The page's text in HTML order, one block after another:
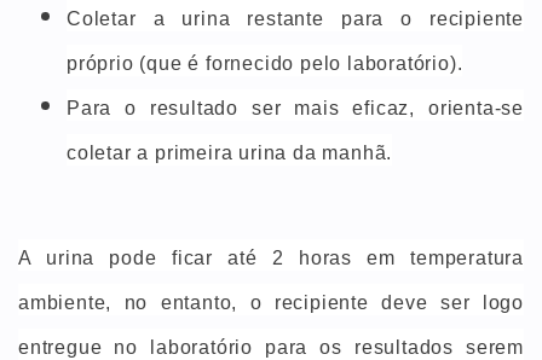
Coletar a urina restante para o recipiente
próprio (que é fornecido pelo laboratório).
Para o resultado ser mais eficaz, orienta-se
coletar a primeira urina da manhã.
A urina pode ficar até 2 horas em temperatura
ambiente, no entanto, o recipiente deve ser logo
entregue no laboratório para os resultados serem